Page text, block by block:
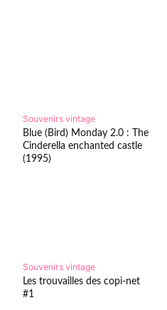
Souvenirs vintage
Blue (Bird) Monday 2.0 : The
Cinderella enchanted castle
(1995)
Souvenirs vintage
Les trouvailles des copi-net
#1